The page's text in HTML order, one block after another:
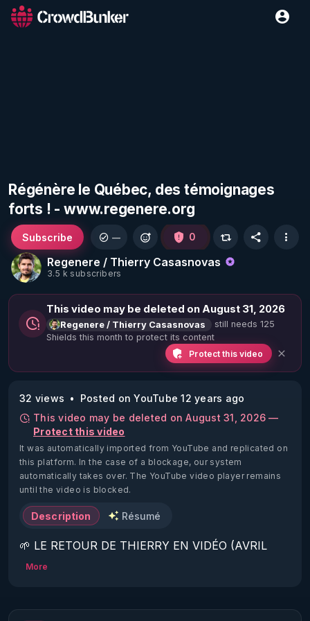
Régénère le Québec, des témoignages
forts ! - www.regenere.org
Regenere / Thierry Casasnovas
3.5 k subscribers
Subscribe — 0
This video may be deleted on August 31, 2026
Regenere / Thierry Casasnovas
still needs 125
Shields this month to protect its content
Protect this video
32 views
Posted on YouTube 12 years ago
This video may be deleted on August 31, 2026 —
Protect this video
It was automatically imported from YouTube and replicated on
this platform. In the case of a blockage, our system
automatically takes over. The YouTube video player remains
until the video is blocked.
Description Résumé
🌱 LE RETOUR DE THIERRY EN VIDÉO (AVRIL
2022)!
https://www.rgnr.fr/presentation.html
More